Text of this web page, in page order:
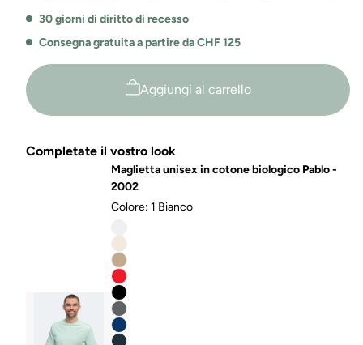
30 giorni di diritto di recesso
Consegna gratuita a partire da CHF 125
Aggiungi al carrello
Completate il vostro look
Maglietta unisex in cotone biologico Pablo -
2002
Colore: 1 Bianco